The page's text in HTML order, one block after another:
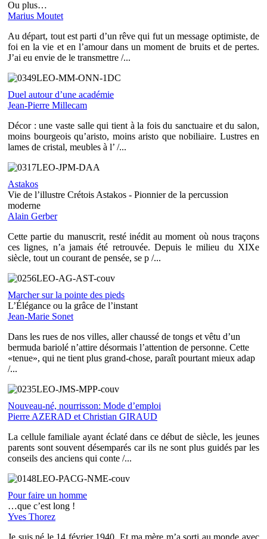
Ou plus…
Marius Moutet
Au départ, tout est parti d’un rêve qui fut un message optimiste, de
foi en la vie et en l’amour dans un moment de bruits et de pertes.
J’ai eu envie de le transmettre /...
Duel autour d’une académie
Jean-Pierre Millecam
Décor : une vaste salle qui tient à la fois du sanctuaire et du salon,
moins bourgeois qu’aristo, moins aristo que nobiliaire. Lustres en
lames de cristal, meubles à l’ /...
Astakos
Vie de l’illustre Crétois Astakos - Pionnier de la percussion
moderne
Alain Gerber
Cette partie du manuscrit, resté inédit au moment où nous traçons
ces lignes, n’a jamais été retrouvée. Depuis le milieu du XIXe
siècle, tout un courant de pensée, se p /...
Marcher sur la pointe des pieds
L’Élégance ou la grâce de l’instant
Jean-Marie Sonet
Dans les rues de nos villes, aller chaussé de tongs et vêtu d’un
bermuda bariolé n’attire désormais l’attention de personne. Cette
«tenue», qui ne tient plus grand-chose, paraît pourtant mieux adap
/...
Nouveau-né, nourrisson: Mode d’emploi
Pierre AZERAD et Christian GIRAUD
La cellule familiale ayant éclaté dans ce début de siècle, les jeunes
parents sont souvent désemparés car ils ne sont plus guidés par les
conseils des anciens qui conte /...
Pour faire un homme
…que c’est long !
Yves Thorez
Je suis né le 14 février 1940. Et ma mère m’a sorti au monde avec